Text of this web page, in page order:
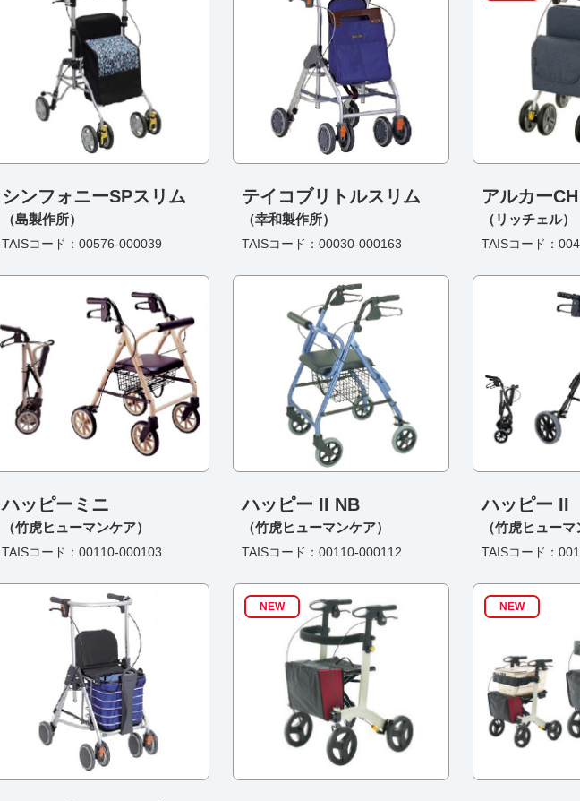
シンフォニーSPスリム
（島製作所）
TAISコード：00576-000039
テイコブリトルスリム
（幸和製作所）
TAISコード：00030-000163
アルカーCH
（リッチェル）
TAISコード：
ハッピーミニ
（竹虎ヒューマンケア）
TAISコード：00110-000103
ハッピー II NB
（竹虎ヒューマンケア）
TAISコード：00110-000112
ハッピー II
（竹虎ヒュー
TAISコード：
NEW NEW